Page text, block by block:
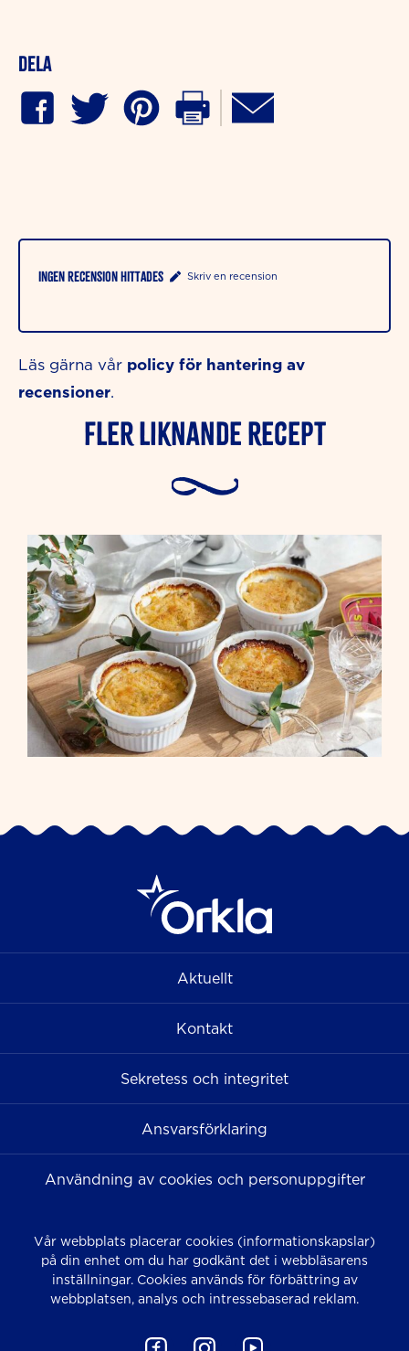
Dela
Ingen recension hittades Skriv en recension
Läs gärna vår policy för hantering av
recensioner.
Fler liknande Recept
Aktuellt
Kontakt
Sekretess och integritet
Ansvarsförklaring
Användning av cookies och personuppgifter
Vår webbplats placerar cookies (informationskapslar)
på din enhet om du har godkänt det i webbläsarens
inställningar. Cookies används för förbättring av
webbplatsen, analys och intressebaserad reklam.